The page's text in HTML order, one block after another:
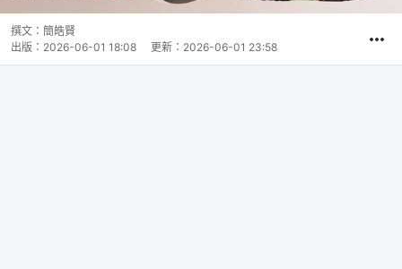
撰文： 簡皓賢
出版： 2026-06-01 18:08 更新： 2026-06-01 23:58